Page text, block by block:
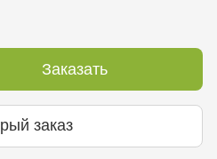
Заказать
заказ